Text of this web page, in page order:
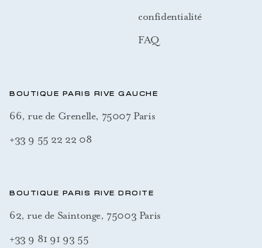
confidentialité
FAQ
BOUTIQUE PARIS RIVE GAUCHE
66, rue de Grenelle, 75007 Paris
+33 9 55 22 22 08
BOUTIQUE PARIS RIVE DROITE
62, rue de Saintonge, 75003 Paris
+33 9 81 91 93 55